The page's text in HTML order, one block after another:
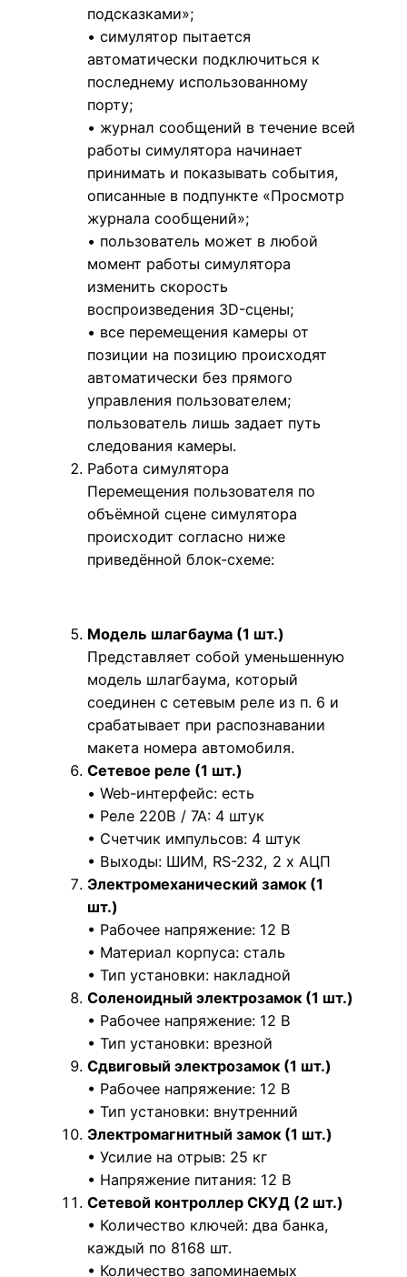
подсказками»;
• симулятор пытается
автоматически подключиться к
последнему использованному
порту;
• журнал сообщений в течение всей
работы симулятора начинает
принимать и показывать события,
описанные в подпункте «Просмотр
журнала сообщений»;
• пользователь может в любой
момент работы симулятора
изменить скорость
воспроизведения 3D-сцены;
• все перемещения камеры от
позиции на позицию происходят
автоматически без прямого
управления пользователем;
пользователь лишь задает путь
следования камеры.
Работа симулятора
Перемещения пользователя по
объёмной сцене симулятора
происходит согласно ниже
приведённой блок-схеме:
Модель шлагбаума (1 шт.)
Представляет собой уменьшенную
модель шлагбаума, который
соединен с сетевым реле из п. 6 и
срабатывает при распознавании
макета номера автомобиля.
Сетевое реле (1 шт.)
• Web-интерфейс: есть
• Реле 220В / 7А: 4 штук
• Счетчик импульсов: 4 штук
• Выходы: ШИМ, RS-232, 2 x АЦП
Электромеханический замок (1
шт.)
• Рабочее напряжение: 12 В
• Материал корпуса: сталь
• Тип установки: накладной
Соленоидный электрозамок (1 шт.)
• Рабочее напряжение: 12 В
• Тип установки: врезной
Сдвиговый электрозамок (1 шт.)
• Рабочее напряжение: 12 В
• Тип установки: внутренний
Электромагнитный замок (1 шт.)
• Усилие на отрыв: 25 кг
• Напряжение питания: 12 В
Сетевой контроллер СКУД (2 шт.)
• Количество ключей: два банка,
каждый по 8168 шт.
• Количество запоминаемых